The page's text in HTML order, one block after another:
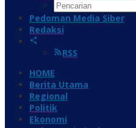
Pedoman Media Siber
Redaksi
RSS
HOME
Berita Utama
Regional
Politik
Ekonomi